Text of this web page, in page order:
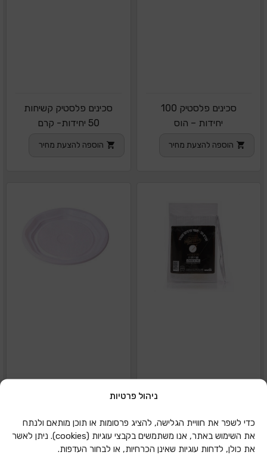
ניהול פרטיות
כדי לשפר את חוויית הגלישה, להציג פרסומות או תוכן מותאם ולנתח
את השימוש באתר, אנו משתמשים בקבצי עוגיות (cookies). ניתן לאשר
את כולן, לדחות עוגיות שאינן הכרחיות, או לבחור העדפות.
סכינים פלסטיק 100
יחידות – הוס
הוספה להצעת מחיר
סכינים פלסטיק קשיחות
50 יחידות- קרם
הוספה להצעת מחיר
סכינים פלסטיק קשיחות
הוספה להצעת מחיר
צלחות חד פעמי לבנות
הוספה להצעת מחיר